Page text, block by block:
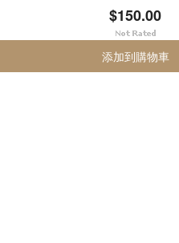
$150.00
添加到購物車